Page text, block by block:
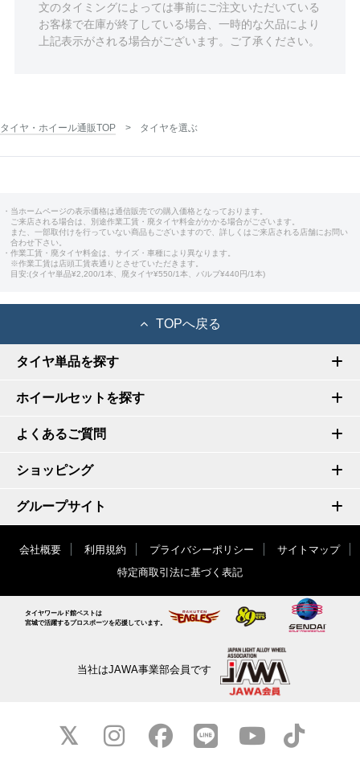
文のタイミングによっては事前にご注文いただいている
お客様で在庫が終了している場合、一時的な欠品により
上記表示がされる場合がございます。ご了承ください。
タイヤ・ホイール通販TOP タイヤを選ぶ
・当ホームページの表示価格は通信販売での購入価格となっております。
ご来店される場合は、別途作業工賃・廃タイヤ料金がかかる場合がございます。
また、一部取付けを行っていない商品もございますので、詳しくはご来店される店舗にお問い
合わせ下さい。
・作業工賃・廃タイヤ料金は、サイズ・車種により異なります。
※作業工賃は店頭工賃表通りとさせていただきます。
目安:(タイヤ単品¥2,200/1本、廃タイヤ¥550/1本、バルブ¥440円/1本)
TOPへ戻る
タイヤ単品を探す
ホイールセットを探す
よくあるご質問
ショッピング
グループサイト
会社概要 利用規約 プライバシーポリシー
サイトマップ
特定商取引法に基づく表記
タイヤワールド館ベストは
宮城で活躍するプロスポーツを応援しています。
当社はJAWA事業部会員です